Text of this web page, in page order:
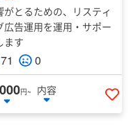
がとるための、リスティ
広告運用を運用・サポー
ます
71 0
円~
内容
い